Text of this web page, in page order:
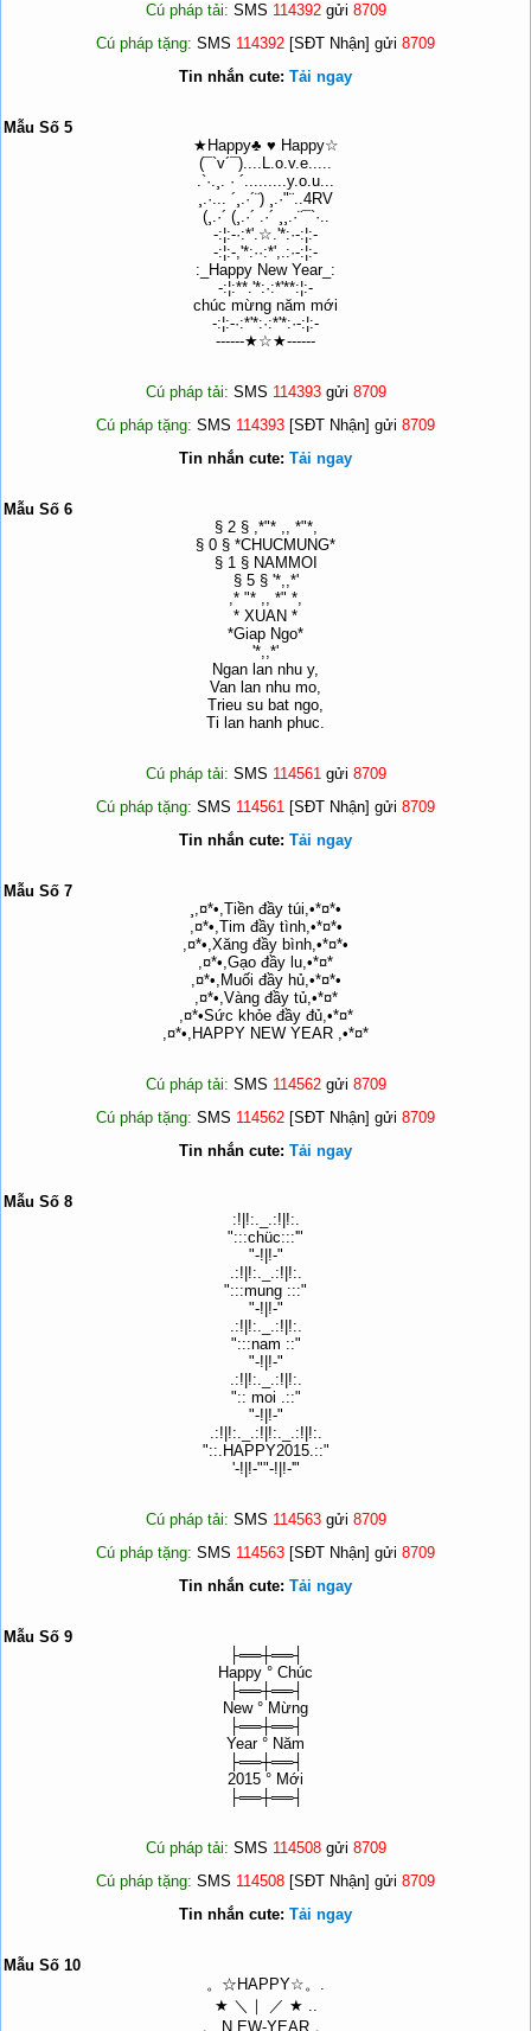
Cú pháp tải: SMS 114392gửi 8709
Cú pháp tặng: SMS 114392 [SĐT Nhận] gửi 8709
Tin nhắn cute: Tải ngay
Mẫu Số 5
★Happy♣ ♥ Happy☆
(¯`v´¯)....L.o.v.e.....
.`·.¸. · ´.........y.o.u...
¸.·... ´¸.·´¨) ¸.·"¨..4RV
(¸.·´ (¸.·´ .·´ ¸¸.·¨¯`·..
-:¦:-·:*'.☆.'*:·-:¦:-
-:¦:-,'*:··:*',.:·-:¦:-
:_Happy New Year_:
-:¦:**.'*:·:*'**:¦:-
chúc mừng năm mới
-:¦:-·:*'*:·:*'*:·-:¦:-
------★☆★------
Cú pháp tải: SMS 114393gửi 8709
Cú pháp tặng: SMS 114393 [SĐT Nhận] gửi 8709
Tin nhắn cute: Tải ngay
Mẫu Số 6
§ 2 § ,*"* ,, *"*,
§ 0 § *CHUCMUNG*
§ 1 § NAMMOI
§ 5 § '*,,*'
,* "* ,, *" *,
* XUAN *
*Giap Ngo*
'*,,*'
Ngan lan nhu y,
Van lan nhu mo,
Trieu su bat ngo,
Ti lan hanh phuc.
Cú pháp tải: SMS 114561gửi 8709
Cú pháp tặng: SMS 114561 [SĐT Nhận] gửi 8709
Tin nhắn cute: Tải ngay
Mẫu Số 7
¸,¤*•,Tiền đầy túi,•*¤*•
,¤*•,Tim đầy tình,•*¤*•
,¤*•,Xăng đầy bình,•*¤*•
,¤*•,Gạo đầy lu,•*¤*
,¤*•,Muối đầy hủ,•*¤*•
,¤*•,Vàng đầy tủ,•*¤*
,¤*•Sức khỏe đầy đủ,•*¤*
,¤*•,HAPPY NEW YEAR ,•*¤*
Cú pháp tải: SMS 114562gửi 8709
Cú pháp tặng: SMS 114562 [SĐT Nhận] gửi 8709
Tin nhắn cute: Tải ngay
Mẫu Số 8
:!|!:._.:!|!:.
":::chüc:::'"
"-!|!-"
.:!|!:._.:!|!:.
":::mung :::"
"-!|!-"
.:!|!:._.:!|!:.
":::nam ::"
"-!|!-"
.:!|!:._.:!|!:.
":: moi .::"
"-!|!-"
.:!|!:._.:!|!:._.:!|!:.
"::.HAPPY2015.::"
'-!|!-""-!|!-'"
Cú pháp tải: SMS 114563gửi 8709
Cú pháp tặng: SMS 114563 [SĐT Nhận] gửi 8709
Tin nhắn cute: Tải ngay
Mẫu Số 9
├══┼══┤
Happy ° Chúc
├══┼══┤
New ° Mừng
├══┼══┤
Year ° Năm
├══┼══┤
2015 ° Mới
├══┼══┤
Cú pháp tải: SMS 114508gửi 8709
Cú pháp tặng: SMS 114508 [SĐT Nhận] gửi 8709
Tin nhắn cute: Tải ngay
Mẫu Số 10
。☆HAPPY☆。.
★ ＼｜ ／ ★ ..
。 N EW-YEAR 。